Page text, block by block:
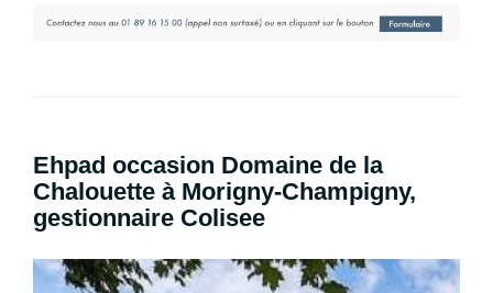
Ehpad occasion Domaine de la
Chalouette à Morigny-Champigny,
gestionnaire Colisee